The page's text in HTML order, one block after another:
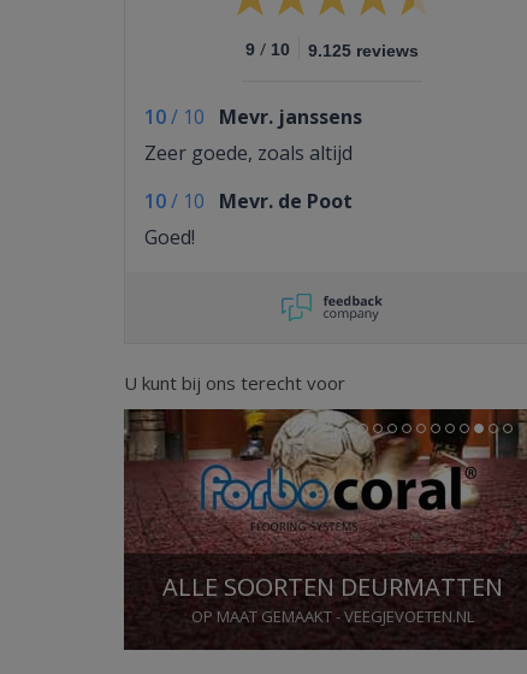
9 / 10 9.125 reviews
10/ 10
Mevr. janssens
Zeer goede, zoals altijd
10/ 10
Mevr. de Poot
Goed!
U kunt bij ons terecht voor
TAPIJT EN PVC VLOEREN
OOK MET LEGSERVICE - VLOERBELEVING.NL
Previous Next
1 2 3 4 5 6 7 8 9 101112